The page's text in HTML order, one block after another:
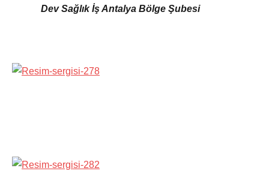
Dev Sağlık İş Antalya Bölge Şubesi